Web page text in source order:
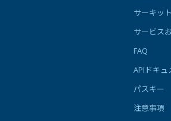
サーキッ
サービス
FAQ
APIドキュ
パスキー
注意事項